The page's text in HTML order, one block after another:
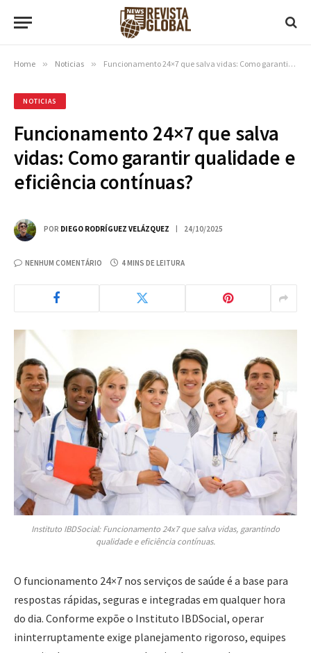
Home » Noticias » Funcionamento 24×7 que salva vidas: Como garantir qualidade e eficiência contínuas?
NOTICIAS
Funcionamento 24×7 que salva
vidas: Como garantir qualidade e
eficiência contínuas?
POR DIEGO RODRÍGUEZ VELÁZQUEZ 24/10/2025
NENHUM COMENTÁRIO 4 MINS DE LEITURA
Instituto IBDSocial: Funcionamento 24x7 que salva vidas, garantindo
qualidade e eficiência contínuas.
O funcionamento 24×7 nos serviços de saúde é a base para
respostas rápidas, seguras e integradas em qualquer hora
do dia. Conforme expõe o Instituto IBDSocial, operar
ininterruptamente exige planejamento rigoroso, equipes